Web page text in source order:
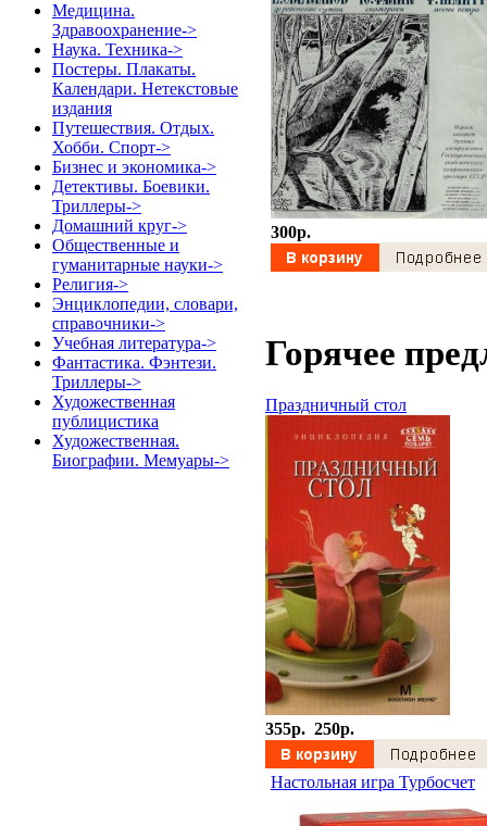
Медицина.
Здравоохранение->
Наука. Техника->
Постеры. Плакаты.
Календари. Нетекстовые
издания
Путешествия. Отдых.
Хобби. Спорт->
Бизнес и экономика->
Детективы. Боевики.
Триллеры->
Домашний круг->
Общественные и
гуманитарные науки->
Религия->
Энциклопедии, словари,
справочники->
Учебная литература->
Фантастика. Фэнтези.
Триллеры->
Художественная
публицистика
Художественная.
Биографии. Мемуары->
300p.
Горячее
Праздничный стол
355p. 250p.
Настольная игра Турбосчет